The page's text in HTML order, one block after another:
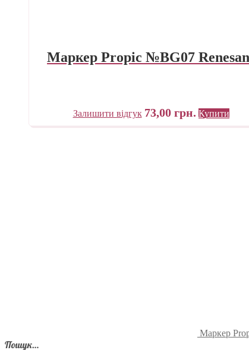
Маркер Propic №BG07
Залишити відгук 73,00 грн. Купити
Маркер
Пошук…